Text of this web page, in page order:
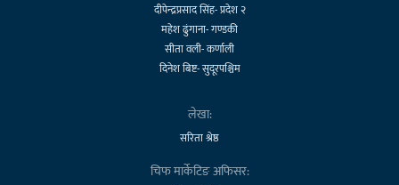
दीपेन्द्रप्रसाद सिंह- प्रदेश २
महेश ढुंगाना- गण्डकी
सीता वली- कर्णाली
दिनेश बिष्ट- सुदूरपश्चिम
लेखा:
सरिता श्रेष्ठ
चिफ मार्केटिङ अफिसर: